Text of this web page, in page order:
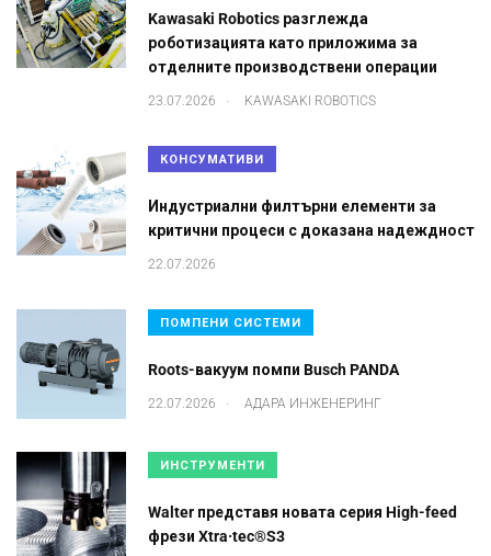
Kawasaki Robotics разглежда
роботизацията като приложима за
отделните производствени операции
23.07.2026 . KAWASAKI ROBOTICS
КОНСУМАТИВИ
Индустриални филтърни елементи за
критични процеси с доказана надеждност
22.07.2026
ПОМПЕНИ СИСТЕМИ
Roots-вакуум помпи Busch PANDA
22.07.2026 . АДАРА ИНЖЕНЕРИНГ
ИНСТРУМЕНТИ
Walter представя новата серия High-feed
фрези Xtra·tec®S3